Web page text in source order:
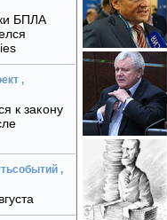
БПЛА
,
к закону
,